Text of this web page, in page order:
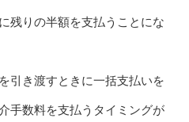
残りの半額を支払うことにな
引き渡すときに一括支払いを
手数料を支払うタイミングが